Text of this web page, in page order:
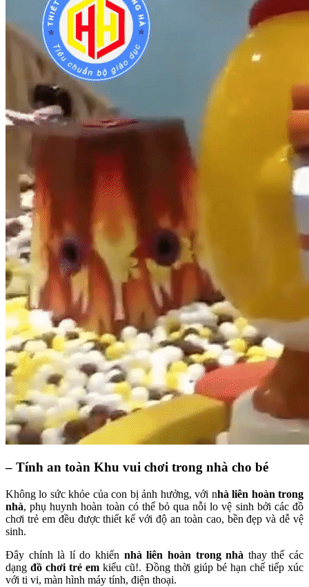
– Tính an toàn Khu vui chơi trong nhà cho bé
Không lo sức khỏe của con bị ảnh hưởng, với nhà liên hoàn trong
nhà, phụ huynh hoàn toàn có thể bỏ qua nỗi lo vệ sinh bởi các đồ
chơi trẻ em đều được thiết kế với độ an toàn cao, bền đẹp và dễ vệ
sinh.
Đây chính là lí do khiến nhà liên hoàn trong nhà thay thế các
dạngđồ chơi trẻ em kiểu cũ!. Đồng thời giúp bé hạn chế tiếp xúc
với ti vi, màn hình máy tính, điện thoại.